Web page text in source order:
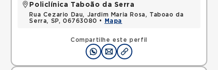
Compartilhe este perfil
Policlínica Taboão da Serra
Rua Cezario Dau, Jardim Maria Rosa, Taboao da
Serra, SP, 06763080 •
Mapa